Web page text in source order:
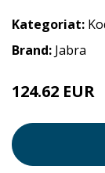
Kategoriat:
Brand: Jabra
124.62 EUR